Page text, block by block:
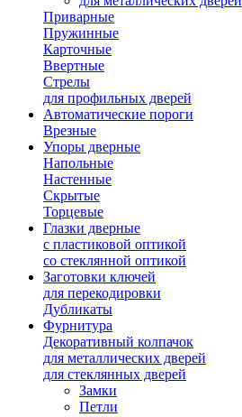
Приварные
Пружинные
Карточные
Ввертные
Стрелы
для профильных дверей
Автоматические пороги
Врезные
Упоры дверные
Напольные
Настенные
Скрытые
Торцевые
Глазки дверные
с пластиковой оптикой
со стеклянной оптикой
Заготовки ключей
для перекодировки
Дубликаты
Фурнитура
Декоративный колпачок
для металлических дверей
для стеклянных дверей
Замки
Петли